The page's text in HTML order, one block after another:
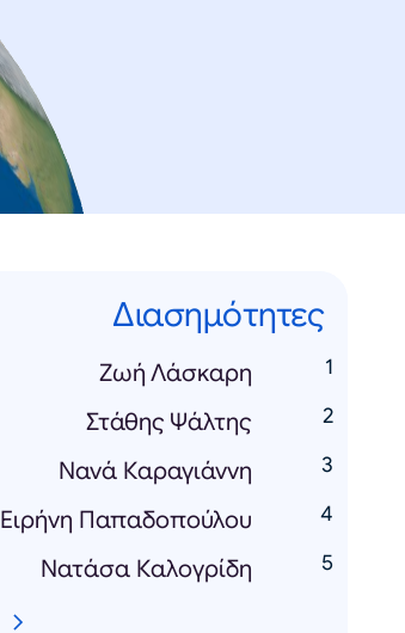
Διασημότητες
Zωή Λάσκαρη
Στάθης Ψάλτης
Νανά Καραγιάννη
Ειρήνη Παπαδοπούλου
Νατάσα Καλογρίδη